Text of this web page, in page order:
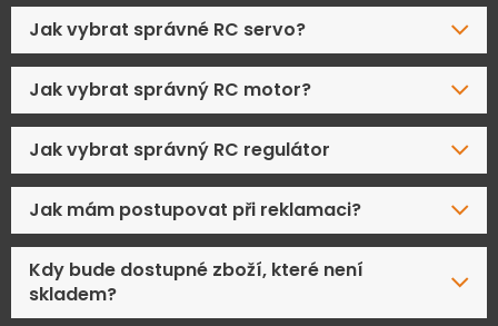
Jak vybrat správné RC servo?
Jak vybrat správný RC motor?
Jak vybrat správný RC regulátor
Jak mám postupovat při reklamaci?
Kdy bude dostupné zboží, které není
skladem?